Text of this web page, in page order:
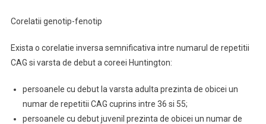
Corelatii genotip-fenotip
Exista o corelatie inversa semnificativa intre numarul de repetitii
CAG si varsta de debut a coreei Huntington:
persoanele cu debut la varsta adulta prezinta de obicei un
numar de repetitii CAG cuprins intre 36 si 55;
persoanele cu debut juvenil prezinta de obicei un numar de